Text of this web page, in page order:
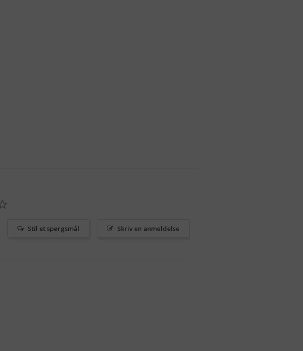
Skriv en anmeldelse
Stil et spørgsmål